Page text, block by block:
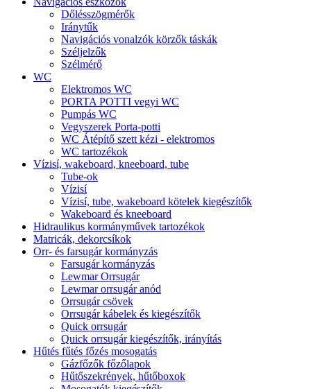
Dőlésszögmérők
Iránytűk
Navigációs vonalzók körzők táskák
Széljelzők
Szélmérő
WC
Elektromos WC
PORTA POTTI vegyi WC
Pumpás WC
Vegyszerek Porta-potti
WC Átépítő szett kézi - elektromos
WC tartozékok
Vízisí, wakeboard, kneeboard, tube
Tube-ok
Vízisí
Vízisí, tube, wakeboard kötelek kiegészítők
Wakeboard és kneeboard
Hidraulikus kormányművek tartozékok
Matricák, dekorcsíkok
Orr- és farsugár kormányzás
Farsugár kormányzás
Lewmar Orrsugár
Lewmar orrsugár anód
Orrsugár csövek
Orrsugár kábelek és kiegészítők
Quick orrsugár
Quick orrsugár kiegészítők, irányítás
Hűtés fűtés főzés mosogatás
Gázfőzők főzőlapok
Hűtőszekrények, hűtőboxok